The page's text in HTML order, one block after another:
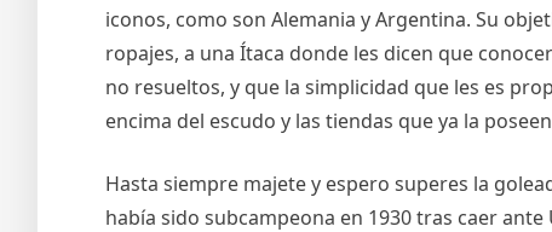
iconos, como son Alemania y Argentina. Su
ropajes, a una Ítaca donde les dicen que
no resueltos, y que la simplicidad que les es
encima del escudo y las tiendas que ya la
Hasta siempre majete y espero superes la
había sido subcampeona en 1930 tras caer